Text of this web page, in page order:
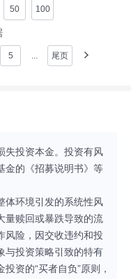
50 100
5 ... 尾页
失投资本金。投资有风
金的《招募说明书》等
体环境引发的系统性风
量赎回或暴跌导致的流
风险，因交收违约和投
与投资策略引致的特有
资的“买者自负”原则，